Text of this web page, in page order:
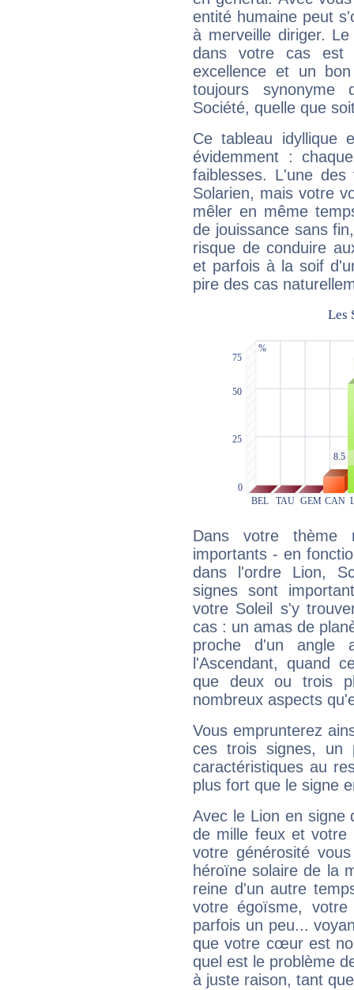
entité humaine peut
à merveille diriger.
dans votre cas est
excellence et un
toujours synonyme
Société, quelle que
Ce tableau idyllique
évidemment :
faiblesses. L'une
Solarien, mais votre
mêler en même
de jouissance sans
risque de conduire
et parfois à la soif
pire des cas
Dans votre thème
importants - en
dans l'ordre Lion,
signes sont
votre Soleil s'y
cas : un amas de
proche d'un
l'Ascendant, quand
que deux ou trois
nombreux aspects
Vous emprunterez
ces trois signes, un
caractéristiques au
plus fort que le signe
Avec le Lion en signe
de mille feux et votre
votre générosité
héroïne solaire de la
reine d'un autre
votre égoïsme,
parfois un peu...
que votre cœur est
quel est le problème
à juste raison, tant